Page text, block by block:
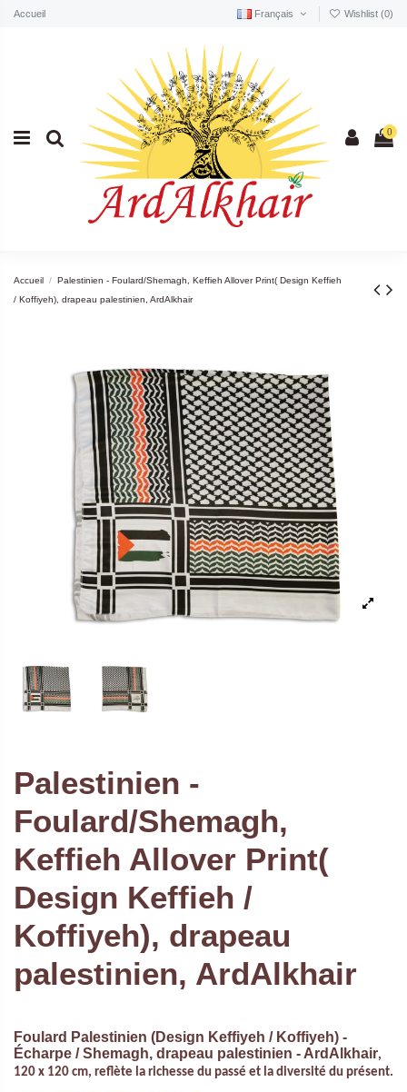
Accueil Français Wishlist (0)
0
Accueil
Palestinien - Foulard/Shemagh, Keffieh Allover Print( Design Keffieh
/ Koffiyeh), drapeau palestinien, ArdAlkhair
Palestinien -
Foulard/Shemagh,
Keffieh Allover Print(
Design Keffieh /
Koffiyeh), drapeau
palestinien, ArdAlkhair
Foulard Palestinien (Design Keffiyeh / Koffiyeh) -
Écharpe / Shemagh, drapeau palestinien - ArdAlkhair,
120 x 120 cm, reflète la richesse du passé et la diversité du présent.